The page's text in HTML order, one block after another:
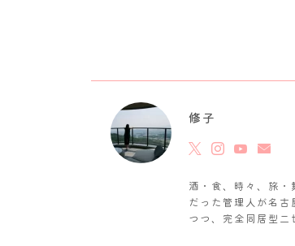
修子
酒・食、時々、旅
だった管理人が名
つつ、完全同居型二